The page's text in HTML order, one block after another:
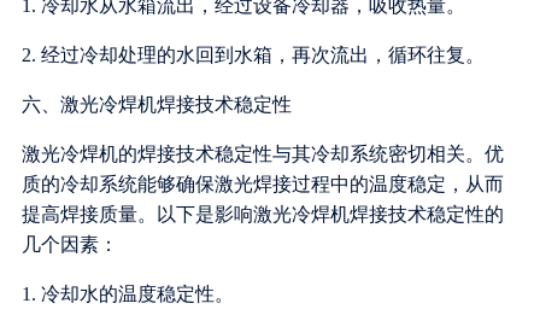
1. 冷却水从水箱流出，经过设备冷却器，吸收热量。
2. 经过冷却处理的水回到水箱，再次流出，循环往复。
六、激光冷焊机焊接技术稳定性
激光冷焊机的焊接技术稳定性与其冷却系统密切相关。优
质的冷却系统能够确保激光焊接过程中的温度稳定，从而
提高焊接质量。以下是影响激光冷焊机焊接技术稳定性的
几个因素：
1. 冷却水的温度稳定性。